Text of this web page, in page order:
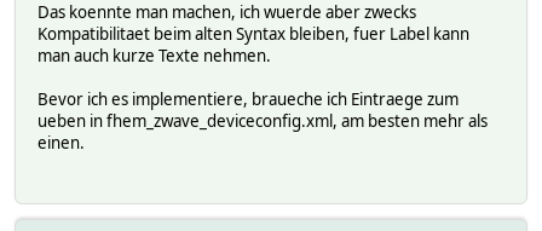
Das koennte man machen, ich wuerde aber zwecks
Kompatibilitaet beim alten Syntax bleiben, fuer Label kann
man auch kurze Texte nehmen.
Bevor ich es implementiere, braueche ich Eintraege zum
ueben in fhem_zwave_deviceconfig.xml, am besten mehr als
einen.